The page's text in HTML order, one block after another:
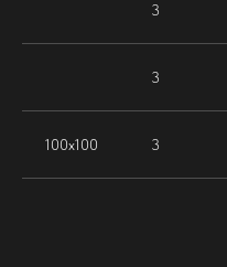
3
3
100х100 3